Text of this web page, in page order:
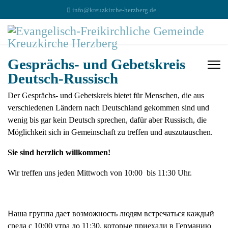
info@kreuzkirche-herzberg.de
Gesprächs- und Gebetskreis
Deutsch-Russisch
Der Gesprächs- und Gebetskreis bietet für Menschen, die aus
verschiedenen Ländern nach Deutschland gekommen sind und
wenig bis gar kein Deutsch sprechen, dafür aber Russisch, die
Möglichkeit sich in Gemeinschaft zu treffen und auszutauschen.
Sie sind herzlich willkommen!
Wir treffen uns jeden Mittwoch von 10:00 bis 11:30 Uhr.
Наша группа дает возможность людям встречаться каждый
cреда с 10:00 утра до 11:30, которые приехали в Германию